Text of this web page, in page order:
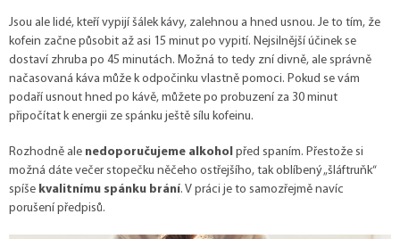
Jsou ale lidé, kteří vypijí šálek kávy, zalehnou a hned usnou. Je to tím, že
kofein začne působit až asi 15 minut po vypití. Nejsilnější účinek se
dostaví zhruba po 45 minutách. Možná to tedy zní divně, ale správně
načasovaná káva může k odpočinku vlastně pomoci. Pokud se vám
podaří usnout hned po kávě, můžete po probuzení za 30 minut
připočítat k energii ze spánku ještě sílu kofeinu.
Rozhodně ale nedoporučujeme alkohol před spaním. Přestože si
možná dáte večer stopečku něčeho ostřejšího, tak oblíbený „šláftruňk“
spíše kvalitnímu spánku brání. V práci je to samozřejmě navíc
porušení předpisů.